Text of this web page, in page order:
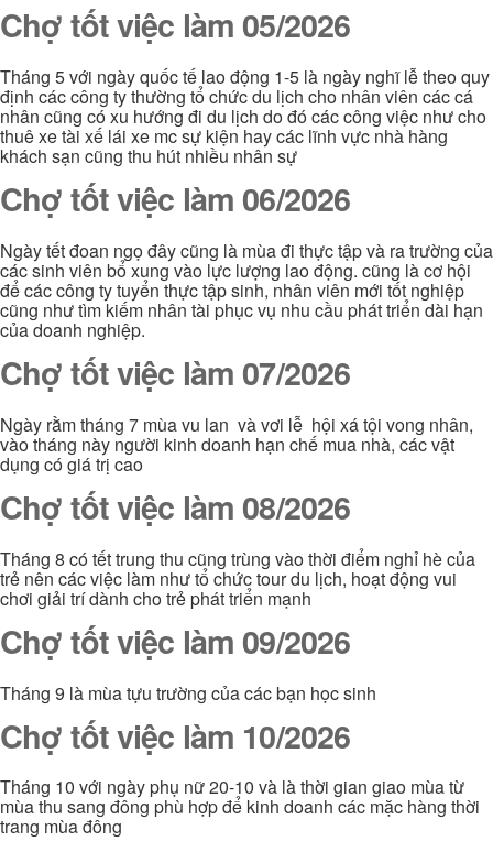
Chợ tốt việc làm 05/2026
Tháng 5 với ngày quốc tế lao động 1-5 là ngày nghĩ lễ theo quy
định các công ty thường tổ chức du lịch cho nhân viên các cá
nhân cũng có xu hướng đi du lịch do đó các công việc như cho
thuê xe tài xế lái xe mc sự kiện hay các lĩnh vực nhà hàng
khách sạn cũng thu hút nhiều nhân sự
Chợ tốt việc làm 06/2026
Ngày tết đoan ngọ đây cũng là mùa đi thực tập và ra trường của
các sinh viên bổ xung vào lực lượng lao động. cũng là cơ hội
để các công ty tuyển thực tập sinh, nhân viên mới tốt nghiệp
cũng như tìm kiếm nhân tài phục vụ nhu cầu phát triển dài hạn
của doanh nghiệp.
Chợ tốt việc làm 07/2026
Ngày rằm tháng 7 mùa vu lan và vơi lễ hội xá tội vong nhân,
vào tháng này người kinh doanh hạn chế mua nhà, các vật
dụng có giá trị cao
Chợ tốt việc làm 08/2026
Tháng 8 có tết trung thu cũng trùng vào thời điểm nghỉ hè của
trẻ nên các việc làm như tổ chức tour du lịch, hoạt động vui
chơi giải trí dành cho trẻ phát triển mạnh
Chợ tốt việc làm 09/2026
Tháng 9 là mùa tựu trường của các bạn học sinh
Chợ tốt việc làm 10/2026
Tháng 10 với ngày phụ nữ 20-10 và là thời gian giao mùa từ
mùa thu sang đông phù hợp để kinh doanh các mặc hàng thời
trang mùa đông